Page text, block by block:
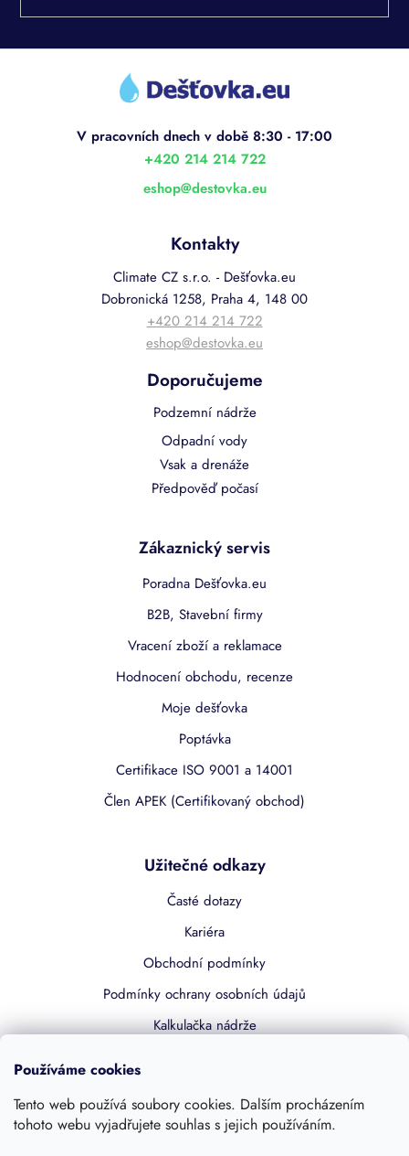
Používáme cookies
Tento web používá soubory cookies. Dalším procházením
tohoto webu vyjadřujete souhlas s jejich používáním.
Z
eshop@destovka.eu
+420 214 214 722
Kontakty
Climate CZ s.r.o. - Dešťovka.eu
Dobronická 1258, Praha 4, 148 00
+420 214 214 722
eshop@destovka.eu
Doporučujeme
Podzemní nádrže
Odpadní vody
Vsak a drenáže
Předpověď počasí
Zákaznický servis
Poradna Dešťovka.eu
B2B, Stavební firmy
Vracení zboží a reklamace
Hodnocení obchodu, recenze
Moje dešťovka
Poptávka
Certifikace ISO 9001 a 14001
Člen APEK (Certifikovaný obchod)
Užitečné odkazy
Časté dotazy
Kariéra
Obchodní podmínky
Podmínky ochrany osobních údajů
Kalkulačka nádrže
Kontakty